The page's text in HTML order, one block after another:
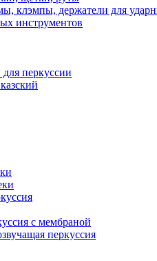
клэмпы, держатели для
инструментов
перкуссии
с мембраной
перкуссия